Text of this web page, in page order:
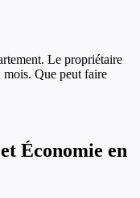
Le propriétaire
mois. Que peut faire
Économie en